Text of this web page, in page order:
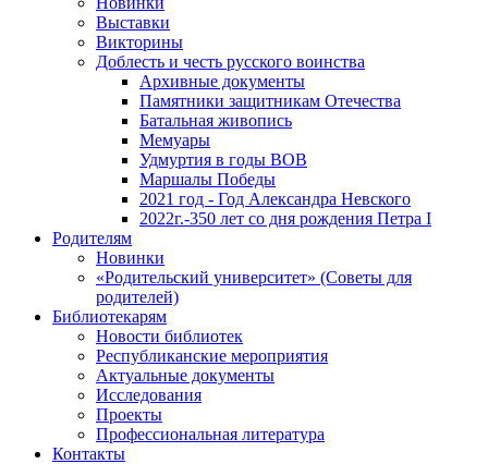
Выставки
Викторины
Доблесть и честь русского воинства
Архивные документы
Памятники защитникам Отечества
Батальная живопись
Мемуары
Удмуртия в годы ВОВ
Маршалы Победы
2021 год - Год Александра Невского
2022г.-350 лет со дня рождения Петра I
Родителям
Новинки
«Родительский университет» (Советы для
родителей)
Библиотекарям
Новости библиотек
Республиканские мероприятия
Актуальные документы
Исследования
Проекты
Профессиональная литература
Контакты